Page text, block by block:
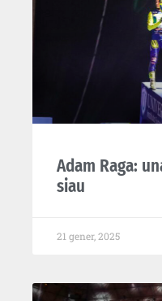
Adam Raga:
siau
21 gener, 2025